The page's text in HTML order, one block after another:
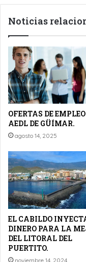
Noticias
OFERTAS DE
AEDL DE GÜÍMAR.
agosto 14, 2025
EL CABILDO
DINERO PARA LA
DEL LITORAL DEL
PUERTITO.
noviembre 14, 2024